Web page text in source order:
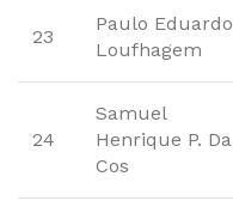
23
Paulo Eduardo
Loufhagem
24
Samuel
Henrique P. Da
Cos